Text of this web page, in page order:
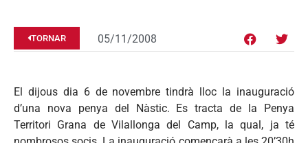
TORNAR 05/11/2008
El dijous dia 6 de novembre tindrà lloc la inauguració
d’una nova penya del Nàstic. Es tracta de la Penya
Territori Grana de Vilallonga del Camp, la qual, ja té